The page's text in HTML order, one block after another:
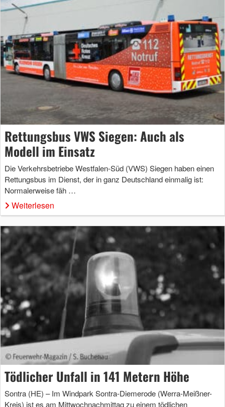
Rettungsbus VWS Siegen: Auch als
Modell im Einsatz
Die Verkehrsbetriebe Westfalen-Süd (VWS) Siegen haben einen
Rettungsbus im Dienst, der in ganz Deutschland einmalig ist:
Normalerweise fäh …
Weiterlesen
Tödlicher Unfall in 141 Metern Höhe
Sontra (HE) – Im Windpark Sontra-Diemerode (Werra-Meißner-
Kreis) ist es am Mittwochnachmittag zu einem tödlichen